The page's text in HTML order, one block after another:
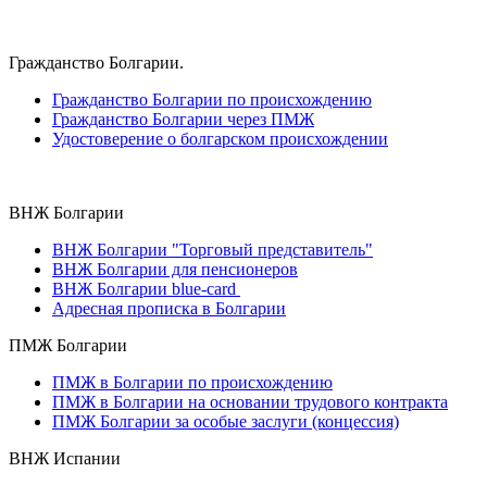
Гражданство Болгарии.
Гражданство Болгарии по происхождению
Гражданство Болгарии через ПМЖ
Удостоверение о болгарском происхождении
ВНЖ Болгарии
ВНЖ Болгарии "Торговый представитель"
ВНЖ Болгарии для пенсионеров
ВНЖ Болгарии blue-card
Адресная прописка в Болгарии
ПМЖ Болгарии
ПМЖ в Болгарии по происхождению
ПМЖ в Болгарии на основании трудового контракта
ПМЖ Болгарии за особые заслуги (концессия)
ВНЖ Испании